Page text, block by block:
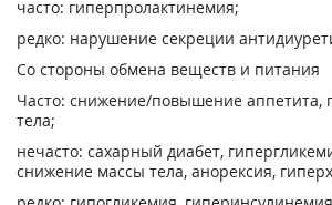
часто: гиперпролактинемия;
редко: нарушение секреции
Со стороны обмена веществ и питания
Часто: снижение/повышение
тела;
нечасто: сахарный диабет,
снижение массы тела, анорексия,